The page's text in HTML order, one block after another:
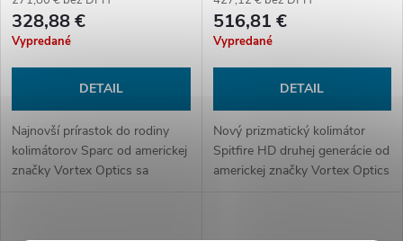
328,88 €
Vypredané
DETAIL
Najnovší prírastok do rodiny
kolimátorov Sparc od americkej
značky Vortex Optics sa
516,81 €
Vypredané
DETAIL
Nový prizmatický kolimátor
Spitfire HD druhej generácie od
americkej značky Vortex Optics